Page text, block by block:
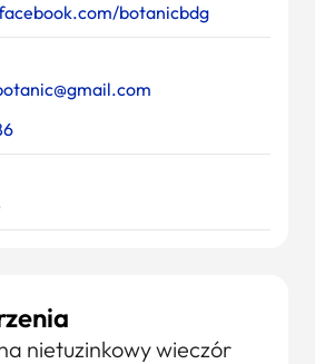
nietuzinkowy wieczór
botanicbdg